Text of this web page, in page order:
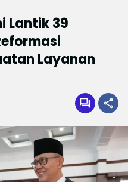
Lantik 39
Layanan